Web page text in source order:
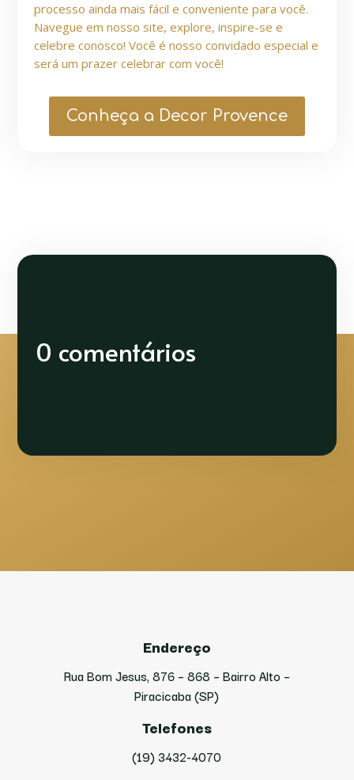
processo ainda mais fácil e conveniente para você.
Navegue em nosso site, explore, inspire-se e
celebre conosco! Você é nosso convidado especial e
será um prazer celebrar com você!
Conheça a Decor Provence
0 comentários
Endereço
Rua Bom Jesus, 876 – 868 – Bairro Alto –
Piracicaba (SP)
Telefones
(19) 3432-4070